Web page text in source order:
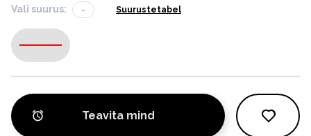
Vali suurus: - Suurustetabel
-
Teavita mind